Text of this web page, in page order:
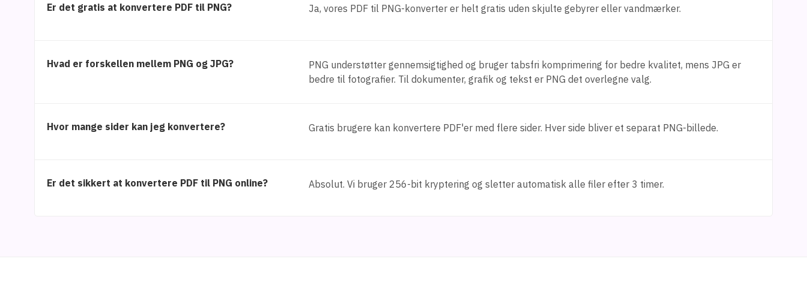
Er det gratis at konvertere PDF til PNG? Ja, vores PDF til PNG-konverter er helt gratis uden skjulte gebyrer eller vandmærker.
Hvad er forskellen mellem PNG og JPG?
PNG understøtter gennemsigtighed og bruger tabsfri komprimering for bedre kvalitet, mens JPG er
bedre til fotografier. Til dokumenter, grafik og tekst er PNG det overlegne valg.
Hvor mange sider kan jeg konvertere? Gratis brugere kan konvertere PDF'er med flere sider. Hver side bliver et separat PNG-billede.
Er det sikkert at konvertere PDF til PNG online? Absolut. Vi bruger 256-bit kryptering og sletter automatisk alle filer efter 3 timer.